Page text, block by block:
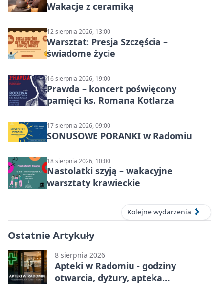
Wakacje z ceramiką
12 sierpnia 2026, 13:00
Warsztat: Presja Szczęścia –
świadome życie
16 sierpnia 2026, 19:00
Prawda – koncert poświęcony
pamięci ks. Romana Kotlarza
17 sierpnia 2026, 09:00
SONUSOWE PORANKI w Radomiu
18 sierpnia 2026, 10:00
Nastolatki szyją – wakacyjne
warsztaty krawieckie
Kolejne wydarzenia
Ostatnie Artykuły
8 sierpnia 2026
Apteki w Radomiu - godziny
otwarcia, dyżury, apteka